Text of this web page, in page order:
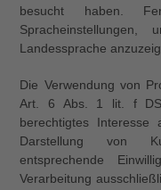
besucht haben.
Landessprache
Die Verwendung von
Art. 6 Abs. 1 lit. f
berechtigtes Interesse
Darstellung von
entsprechende
Verarbeitung